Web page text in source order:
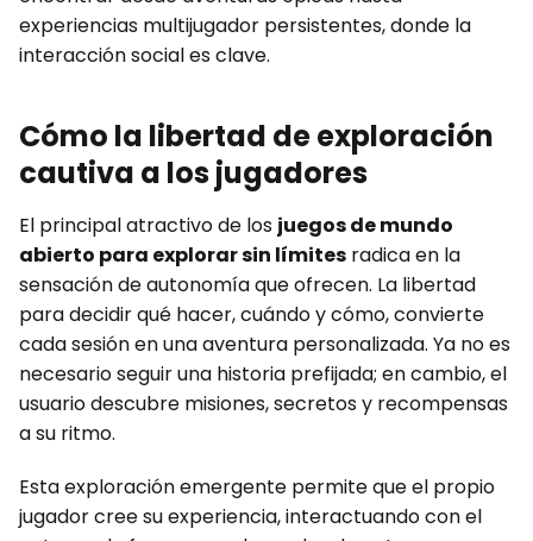
experiencias multijugador persistentes, donde la
interacción social es clave.
Cómo la libertad de exploración
cautiva a los jugadores
El principal atractivo de los juegos de mundo
abierto para explorar sin límites radica en la
sensación de autonomía que ofrecen. La libertad
para decidir qué hacer, cuándo y cómo, convierte
cada sesión en una aventura personalizada. Ya no es
necesario seguir una historia prefijada; en cambio, el
usuario descubre misiones, secretos y recompensas
a su ritmo.
Esta exploración emergente permite que el propio
jugador cree su experiencia, interactuando con el